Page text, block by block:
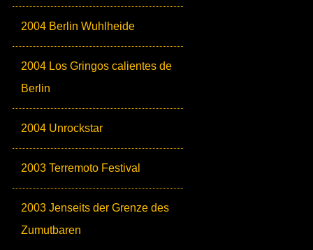
2004 Berlin Wuhlheide
2004 Los Gringos calientes de
Berlin
2004 Unrockstar
2003 Terremoto Festival
2003 Jenseits der Grenze des
Zumutbaren